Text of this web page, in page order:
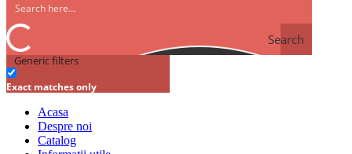
Search
Generic filters
Exact matches only
Acasa
Despre noi
Catalog